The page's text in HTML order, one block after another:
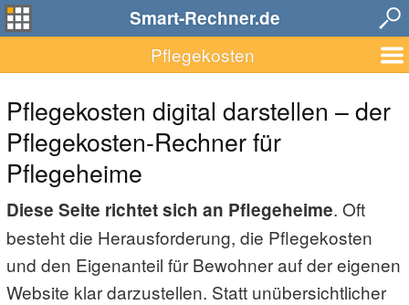
Smart-Rechner.de
Pflegekosten
Pflegekosten digital darstellen – der
Pflegekosten-Rechner für
Pflegeheime
Diese Seite richtet sich an Pflegeheime. Oft
besteht die Herausforderung, die Pflegekosten
und den Eigenanteil für Bewohner auf der eigenen
Website klar darzustellen. Statt unübersichtlicher